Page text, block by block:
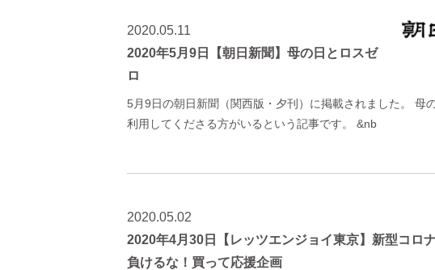
2020.05.11
2020年5月9日【朝日新聞】母の日とロスゼ
ロ
5月9日の朝日新聞（関西版・夕刊）に掲載されました。 母
利用してくださる方がいるという記事です。 &nb
2020.05.02
2020年4月30日【レッツエンジョイ東京】新型コロ
負けるな！買って応援企画